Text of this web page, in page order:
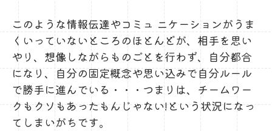
このような情報伝達やコミュ ニケーションがうま
くいっていないところのほとんどが、相手を思い
やり、想像しながらものごとを行わず、自分都合
になり、自分の固定概念や思い込みで自分ルール
で勝手に進んでいる・・・つまりは、チームワー
クもクソもあったもんじゃない!という状況になっ
てしまいがちです。